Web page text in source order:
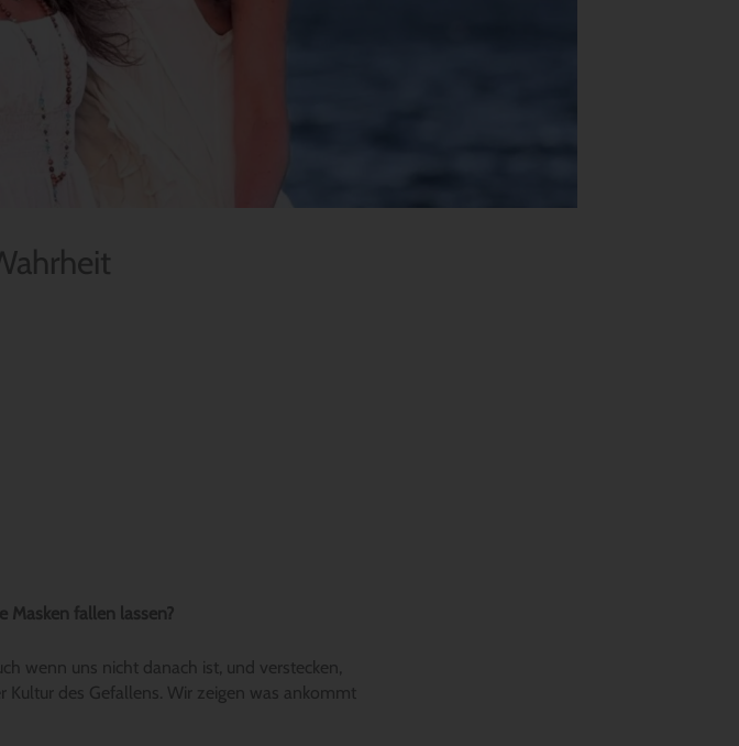
Masken fallen lassen?
wenn uns nicht danach ist, und verstecken,
des Gefallens. Wir zeigen was ankommt